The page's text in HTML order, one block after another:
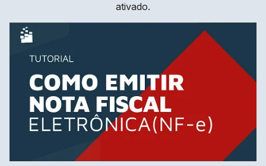
ativado.